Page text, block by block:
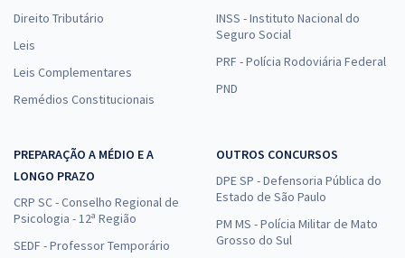
Direito Tributário
Leis
Leis Complementares
Remédios Constitucionais
INSS - Instituto Nacional do
Seguro Social
PRF - Polícia Rodoviária Federal
PND
PREPARAÇÃO A MÉDIO E A
LONGO PRAZO
CRP SC - Conselho Regional de
Psicologia - 12ª Região
SEDF - Professor Temporário
OUTROS CONCURSOS
DPE SP - Defensoria Pública do
Estado de São Paulo
PM MS - Polícia Militar de Mato
Grosso do Sul